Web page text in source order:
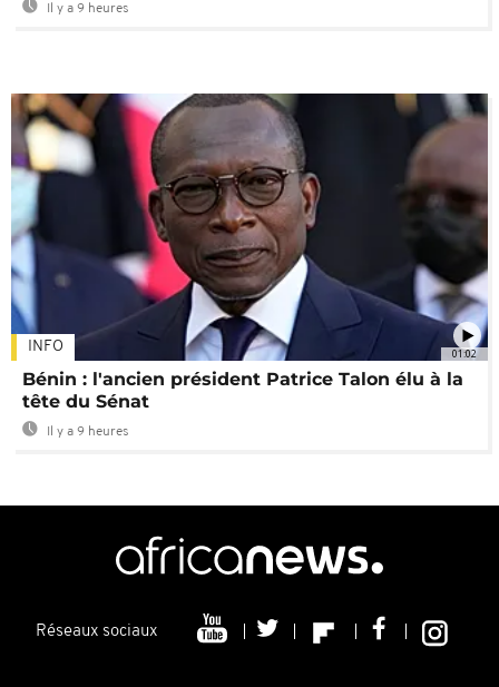
Il y a 9 heures
01:02
INFO
Bénin : l'ancien président Patrice Talon élu à la
tête du Sénat
Il y a 9 heures
Réseaux sociaux